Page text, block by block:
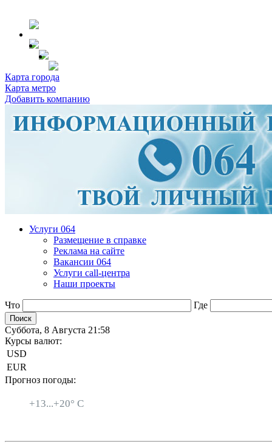
Карта города
Карта метро
Добавить компанию
Услуги 064
Размещение в справке
Реклама на сайте
Вакансии 064
Услуги call-центра
Наши проекты
Что Где
Суббота, 8 Августа 21:58
Курсы валют:
USD
EUR
Прогноз погоды:
+13...+20° C